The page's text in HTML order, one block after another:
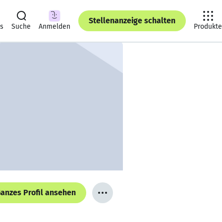
Suche Anmelden
Stellenanzeige schalten
Produkte
Profil ansehen